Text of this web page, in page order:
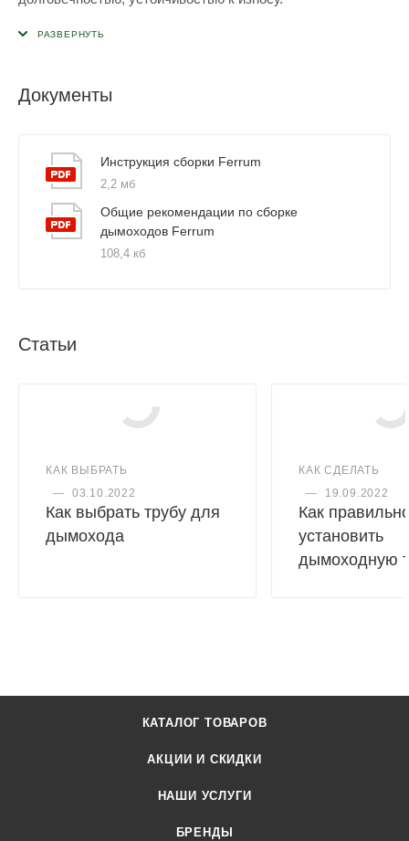
Документы
Инструкция сборки Ferrum
2,2 мб
Общие рекомендации по сборке
дымоходов Ferrum
108,4 кб
Статьи
КАК ВЫБРАТЬ
—
03.10.2022
Как выбрать трубу для
дымохода
КАК СДЕЛАТЬ
—
19.09.2022
Как
установить
дымоходную
КАТАЛОГ ТОВАРОВ
АКЦИИ И СКИДКИ
НАШИ УСЛУГИ
БРЕНДЫ